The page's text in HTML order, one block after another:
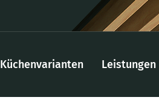
Küchenvarianten Leistungen